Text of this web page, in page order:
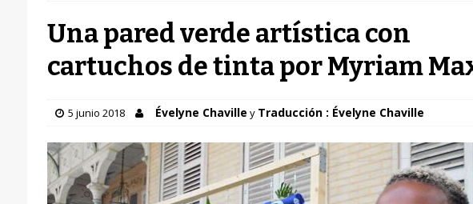
Una pared verde artística con
cartuchos de tinta por Myriam
5 junio 2018 Évelyne Chaville y Traducción : Évelyne Chaville